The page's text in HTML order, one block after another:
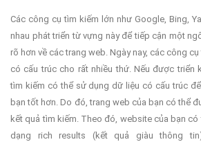
Các công cụ tìm kiếm lớn như Google, Bing,
nhau phát triển từ vựng này để tiếp cận một
rõ hơn về các trang web. Ngày nay, các công
có cấu trúc cho rất nhiều thứ. Nếu được triển
tìm kiếm có thể sử dụng dữ liệu có cấu trúc
bạn tốt hơn. Do đó, trang web của bạn có thể
kết quả tìm kiếm. Theo đó, website của bạn
dạng rich results (kết quả giàu thông